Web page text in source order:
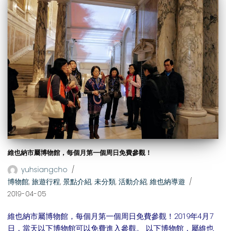
維也納市屬博物館，每個月第一個周日免費參觀！
yuhsiangcho
博物館, 旅遊行程, 景點介紹, 未分類, 活動介紹, 維也納導遊
2019-04-05
維也納市屬博物館，每個月第一個周日免費參觀！2019年4月7
日，當天以下博物館可以免費進入參觀。 以下博物館，屬維也